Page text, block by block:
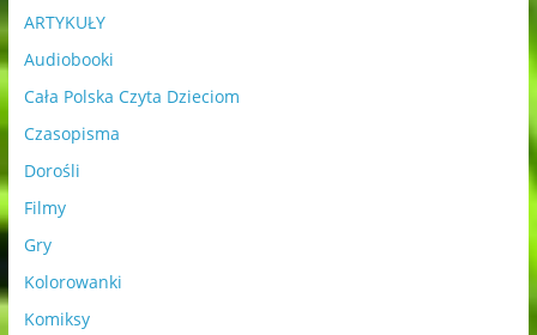
ARTYKUŁY
Audiobooki
Cała Polska Czyta Dzieciom
Czasopisma
Dorośli
Filmy
Gry
Kolorowanki
Komiksy